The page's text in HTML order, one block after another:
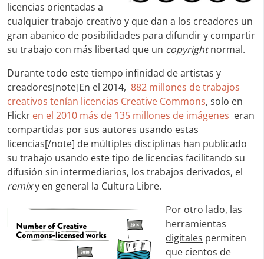
licencias orientadas a
cualquier trabajo creativo y que dan a los creadores un
gran abanico de posibilidades para difundir y compartir
su trabajo con más libertad que un copyrightnormal.
Durante todo este tiempo infinidad de artistas y
creadores[note]En el 2014, 882 millones de trabajos
creativos tenían licencias Creative Commons, solo en
Flickr en el 2010 más de 135 millones de imágenes eran
compartidas por sus autores usando estas
licencias[/note] de múltiples disciplinas han publicado
su trabajo usando este tipo de licencias facilitando su
difusión sin intermediarios, los trabajos derivados, el
remixy en general la Cultura Libre.
Por otro lado, las
herramientas
digitales permiten
que cientos de